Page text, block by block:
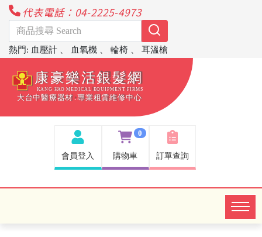
代表電話：04-2225-4973
熱門: 血壓計 血氧機 輪椅 耳溫槍
會員登入
0
購物車 訂單查詢